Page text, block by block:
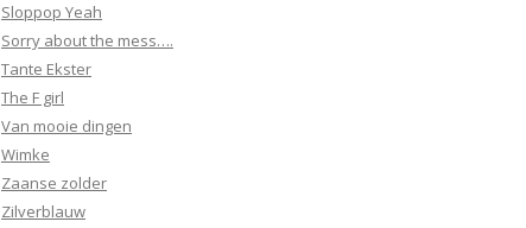
Sloppop Yeah
Sorry about the mess….
Tante Ekster
The F girl
Van mooie dingen
Wimke
Zaanse zolder
Zilverblauw